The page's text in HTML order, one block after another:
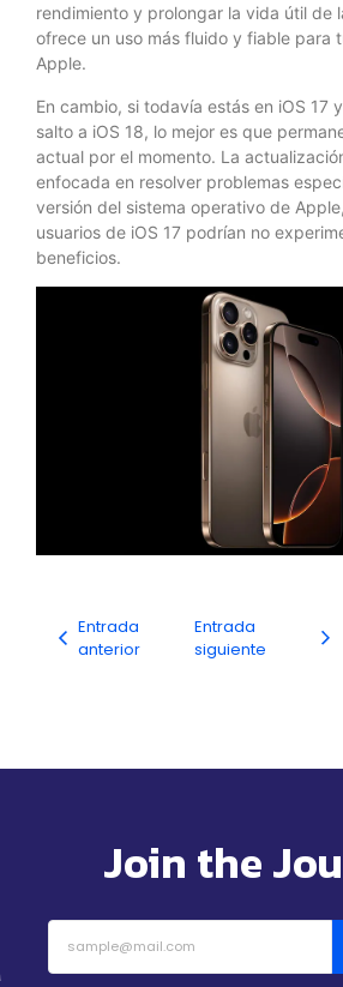
rendimiento y prolongar la vida útil de
ofrece un uso más fluido y fiable para
Apple.
En cambio, si todavía estás en iOS 17
salto a iOS 18, lo mejor es que
actual por el momento. La
enfocada en resolver problemas
versión del sistema operativo de
usuarios de iOS 17 podrían no
beneficios.
Entrada
anterior
Entrada
siguiente
Join the